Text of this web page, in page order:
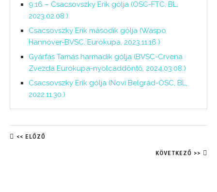
9:16 – Csacsovszky Erik gólja (OSC-FTC, BL,
2023.02.08.)
Csacsovszky Erik második gólja (Waspo
Hannover-BVSC, Eurokupa, 2023.11.16.)
Gyárfás Tamás harmadik gólja (BVSC-Crvena
Zvezda Eurokupa-nyolcaddöntő, 2024.03.08.)
Csacsovszky Erik gólja (Novi Belgrád-OSC, BL,
2022.11.30.)
<< ELŐZŐ
KÖVETKEZŐ >>